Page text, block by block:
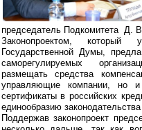
председатель Подкомитета Д.
Законопроектом,
Государственной Думы,
саморегулируемых
размещать средства
управляющие компании, но
сертификаты в российских
единообразию
Поддержав законопроект